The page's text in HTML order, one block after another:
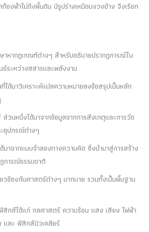
องฟ้าไม่ถึงพื้นดิน มีรูปร่างเหมือนงวงช้าง จึงเรียก
หากฏเกณฑ์ต่างๆ สำหรับอธิบายปรากฏการณ์ใน
ระหว่างสสารและพลังงาน
ด้มาวิเคราะห์แปลความหมายลงข้อสรุปเป็นหลัก
วนหนึ่งได้มาจากข้อมูลจากการสังเกตุและการวัด
อุปกรณ์ต่างๆ
าจากแบบจำลองทางความคิด ซึ่งนำมาสู่การสร้าง
การณ์ธรรมชาติ
วข้องกับศาสตร์ต่างๆ มากมาย รวมทั้งเป็นพื้นฐาน
สิกส์ได้แก่ กลศาสตร์ ความร้อน แสง เสียง ไฟฟ้า
และ ฟิสิกส์นิวเคลียร์